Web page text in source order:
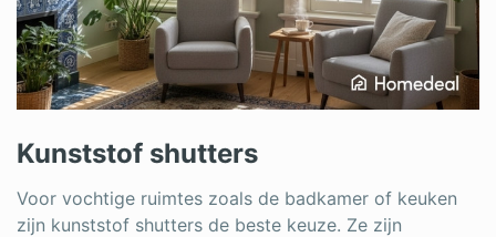
Kunststof shutters
Voor vochtige ruimtes zoals de badkamer of keuken
zijn kunststof shutters de beste keuze. Ze zijn